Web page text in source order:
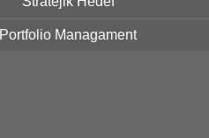
Portfolio Managament